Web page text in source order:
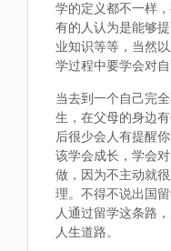
学的定义都不一样
有的人认为是能够
业知识等等，当然
学过程中要学会对自
当去到一个自己完
生，在父母的身边
后很少会人有提醒
该学会成长，学会
做，因为不主动就
理。不得不说出国
人通过留学这条路
人生道路。